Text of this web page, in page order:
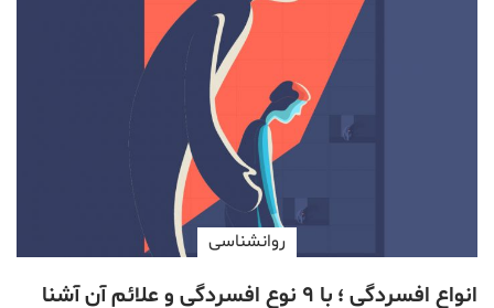
روانشناسی
انواع افسردگی ؛ با ۹ نوع افسردگی و علائم آن آشنا